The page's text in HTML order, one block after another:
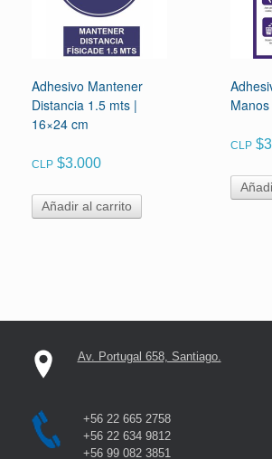
Adhesivo Mantener
Distancia 1.5 mts |
16×24 cm
CLP $3.000
Añadir al carrito
CLP $
Av. Portugal 658, Santiago.
+56 22 665 2758
+56 22 634 9812
+56 99 082 3851